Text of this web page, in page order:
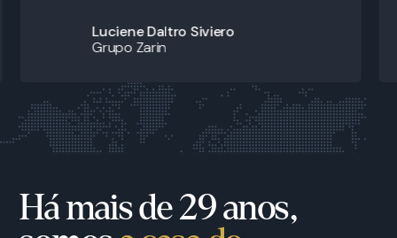
Luciene Daltro Siviero
Grupo Zarin
Há mais de 29 anos,